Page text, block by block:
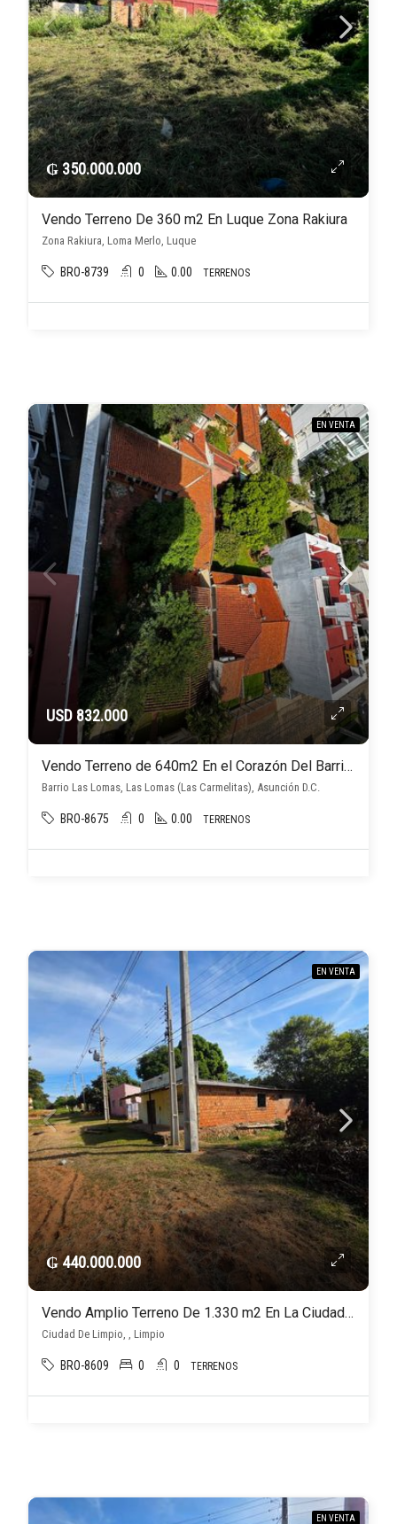
₲ 350.000.000
Vendo Terreno De 360 m2 En Luque Zona Rakiura
Zona Rakiura, Loma Merlo, Luque
BRO-8739 0 0.00 TERRENOS
EN VENTA
USD 832.000
Vendo Terreno de 640m2 En el Corazón Del Barrio Las Lomas
Barrio Las Lomas, Las Lomas (Las Carmelitas), Asunción D.C.
BRO-8675 0 0.00 TERRENOS
EN VENTA
₲ 440.000.000
Vendo Amplio Terreno De 1.330 m2 En La Ciudad De Limpio
Ciudad De Limpio, , Limpio
BRO-8609 0 0 TERRENOS
EN VENTA